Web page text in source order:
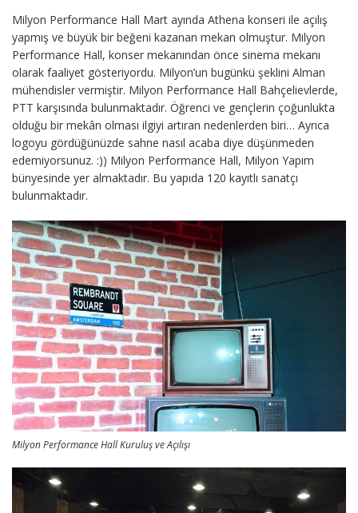
Milyon Performance Hall Mart ayında Athena konseri ile açılış
yapmış ve büyük bir beğeni kazanan mekan olmuştur. Milyon
Performance Hall, konser mekanından önce sinema mekanı
olarak faaliyet gösteriyordu. Milyon’un bugünkü şeklini Alman
mühendisler vermiştir. Milyon Performance Hall Bahçelievlerde,
PTT karşısında bulunmaktadır. Öğrenci ve gençlerin çoğunlukta
olduğu bir mekân olması ilgiyi artıran nedenlerden biri… Ayrıca
logoyu gördüğünüzde sahne nasıl acaba diye düşünmeden
edemiyorsunuz. :)) Milyon Performance Hall, Milyon Yapım
bünyesinde yer almaktadır. Bu yapıda 120 kayıtlı sanatçı
bulunmaktadır.
Milyon Performance Hall Kuruluş ve Açılışı